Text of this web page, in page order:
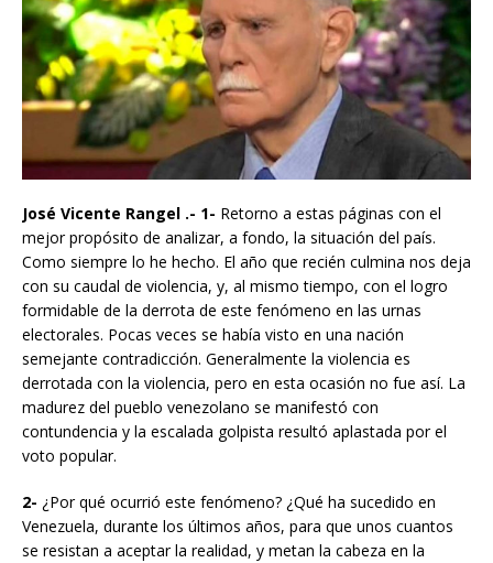
José Vicente Rangel .- 1- Retorno a estas páginas con el
mejor propósito de analizar, a fondo, la situación del país.
Como siempre lo he hecho. El año que recién culmina nos deja
con su caudal de violencia, y, al mismo tiempo, con el logro
formidable de la derrota de este fenómeno en las urnas
electorales. Pocas veces se había visto en una nación
semejante contradicción. Generalmente la violencia es
derrotada con la violencia, pero en esta ocasión no fue así. La
madurez del pueblo venezolano se manifestó con
contundencia y la escalada golpista resultó aplastada por el
voto popular.
2- ¿Por qué ocurrió este fenómeno? ¿Qué ha sucedido en
Venezuela, durante los últimos años, para que unos cuantos
se resistan a aceptar la realidad, y metan la cabeza en la